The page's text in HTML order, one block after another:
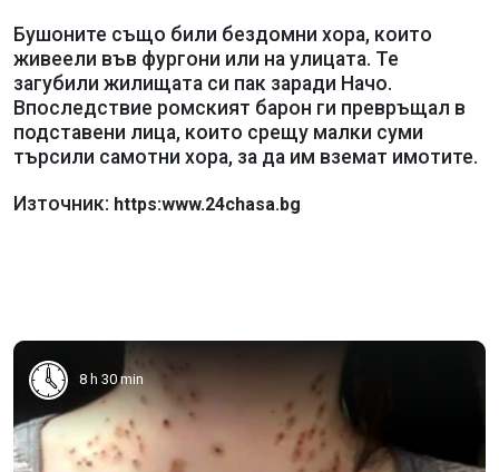
Бушоните също били бездомни хора, които
живеели във фургони или на улицата. Те
загубили жилищата си пак заради Начо.
Впоследствие ромският барон ги превръщал в
подставени лица, които срещу малки суми
търсили самотни хора, за да им вземат имотите.
Източник: https:www.24chasa.bg
8 h 30 min